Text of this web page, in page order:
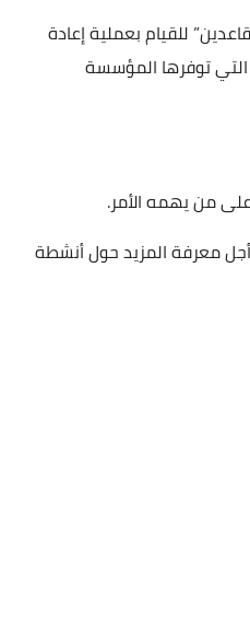
للقيام بعملية إعادة
التي توفرها المؤسسة
من يهمه الأمر.
معرفة المزيد حول أنشطة